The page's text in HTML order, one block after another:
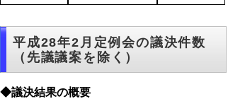
平成28年2月定例会の議決件数
（先議議案を除く）
◆議決結果の概要